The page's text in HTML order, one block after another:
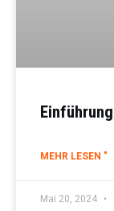
MEHR LESEN "
Mai 20, 2024